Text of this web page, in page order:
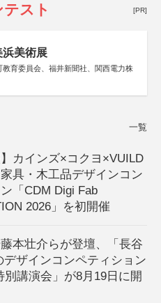
スト [PR]
美術展
育委員会、福井新聞社、関西電力株
一覧
】カインズ×コクヨ×VUILD
具・木工品デザインコン
「CDM Digi Fab
2026」を初開催
本壮介らが登壇、「長谷
デザインコンペティション
別講演会」が8月19日に開